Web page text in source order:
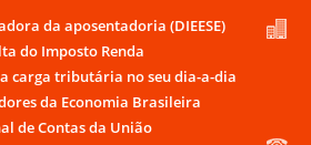
da aposentadoria (DIEESE)
do Imposto Renda
carga tributária no seu dia-a-dia
da Economia Brasileira
de Contas da União